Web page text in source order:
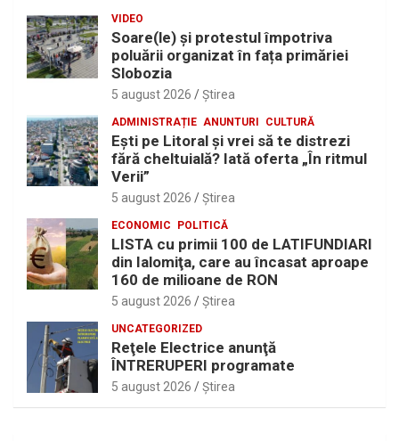
VIDEO
Soare(le) și protestul împotriva
poluării organizat în fața primăriei
Slobozia
5 august 2026 Ştirea
ADMINISTRAȚIE ANUNTURI CULTURĂ
Eşti pe Litoral şi vrei să te distrezi
fără cheltuială? Iată oferta „În ritmul
Verii”
5 august 2026 Ştirea
ECONOMIC POLITICĂ
LISTA cu primii 100 de LATIFUNDIARI
din Ialomiţa, care au încasat aproape
160 de milioane de RON
5 august 2026 Ştirea
UNCATEGORIZED
Reţele Electrice anunţă
ÎNTRERUPERI programate
5 august 2026 Ştirea